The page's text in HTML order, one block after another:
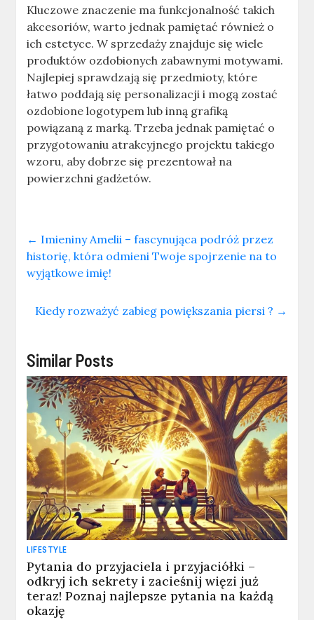
Kluczowe znaczenie ma funkcjonalność takich
akcesoriów, warto jednak pamiętać również o
ich estetyce. W sprzedaży znajduje się wiele
produktów ozdobionych zabawnymi motywami.
Najlepiej sprawdzają się przedmioty, które
łatwo poddają się personalizacji i mogą zostać
ozdobione logotypem lub inną grafiką
powiązaną z marką. Trzeba jednak pamiętać o
przygotowaniu atrakcyjnego projektu takiego
wzoru, aby dobrze się prezentował na
powierzchni gadżetów.
← Imieniny Amelii – fascynująca podróż przez
historię, która odmieni Twoje spojrzenie na to
wyjątkowe imię!
Kiedy rozważyć zabieg powiększania piersi ? →
Similar Posts
LIFESTYLE
Pytania do przyjaciela i przyjaciółki –
odkryj ich sekrety i zacieśnij więzi już
teraz! Poznaj najlepsze pytania na każdą
okazję